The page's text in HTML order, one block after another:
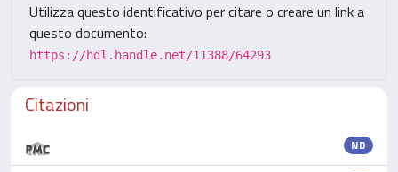
Utilizza questo identificativo per citare o creare un link a
questo documento:
https://hdl.handle.net/11388/64293
Citazioni
ND